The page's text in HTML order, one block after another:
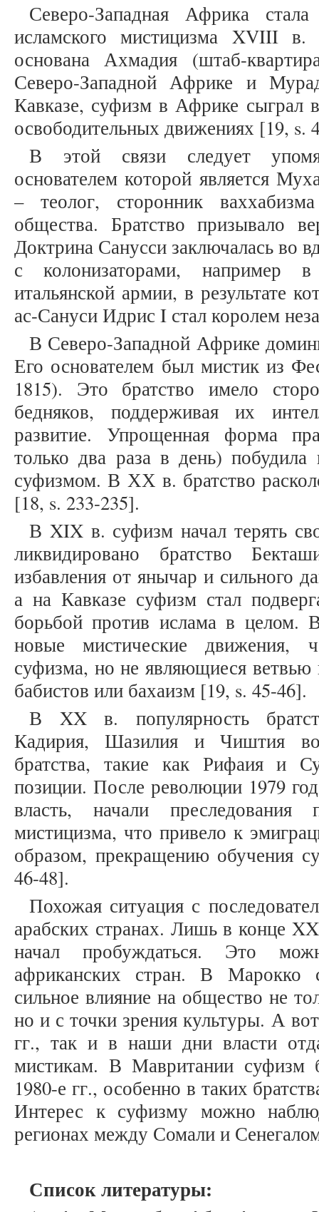
Северо-Западная Африка
исламского мистицизма XVIII
основана Ахмадия (штаб-
Северо-Западной Африке и
Кавказе, суфизм в Африке сыграл
освободительных движениях [19, s.
В этой связи следует
основателем которой является
– теолог, сторонник
общества. Братство призывало
Доктрина Санусси заключалась во
с колонизаторами, например
итальянской армии, в результате
ас-Сануси Идрис I стал королем
В Северо-Западной Африке
Его основателем был мистик из
1815). Это братство имело
бедняков, поддерживая их
развитие. Упрощенная форма
только два раза в день) побудила
суфизмом. В ХХ в. братство
[18, s. 233-235].
В XIX в. суфизм начал терять
ликвидировано братство
избавления от янычар и сильного
а на Кавказе суфизм стал
борьбой против ислама в целом.
новые мистические движения,
суфизма, но не являющиеся
бабистов или бахаизм [19, s. 45-46].
В XX в. популярность
Кадирия, Шазилия и Чиштия
братства, такие как Рифаия и
позиции. После революции 1979
власть, начали преследования
мистицизма, что привело к
образом, прекращению обучения
46-48].
Похожая ситуация с
арабских странах. Лишь в конце
начал пробуждаться. Это
африканских стран. В Марокко
сильное влияние на общество не
но и с точки зрения культуры. А
гг., так и в наши дни власти
мистикам. В Мавритании суфизм
1980-е гг., особенно в таких
Интерес к суфизму можно
регионах между Сомали и
Список литературы: